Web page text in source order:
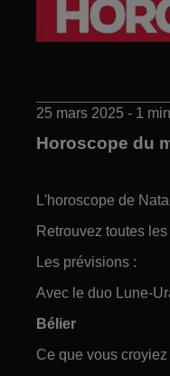
25 mars 2025 - 1
Horoscope du
L'horoscope de
Retrouvez toutes
Les prévisions :
Avec le duo Lune-
Bélier
Ce que vous